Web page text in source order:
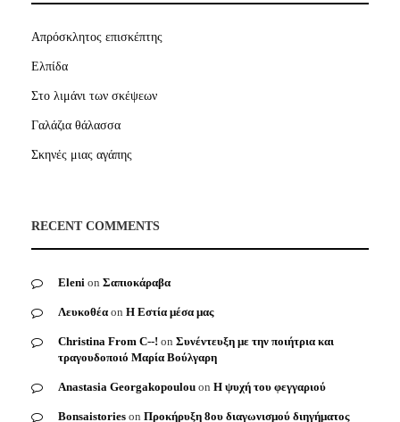
Απρόσκλητος επισκέπτης
Ελπίδα
Στο λιμάνι των σκέψεων
Γαλάζια θάλασσα
Σκηνές μιας αγάπης
RECENT COMMENTS
Eleni on Σαπιοκάραβα
Λευκοθέα on Η Εστία μέσα μας
Christina From C--! on Συνέντευξη με την ποιήτρια και
τραγουδοποιό Μαρία Βούλγαρη
Anastasia Georgakopoulou on Η ψυχή του φεγγαριού
Bonsaistories on Προκήρυξη 8ου διαγωνισμού διηγήματος